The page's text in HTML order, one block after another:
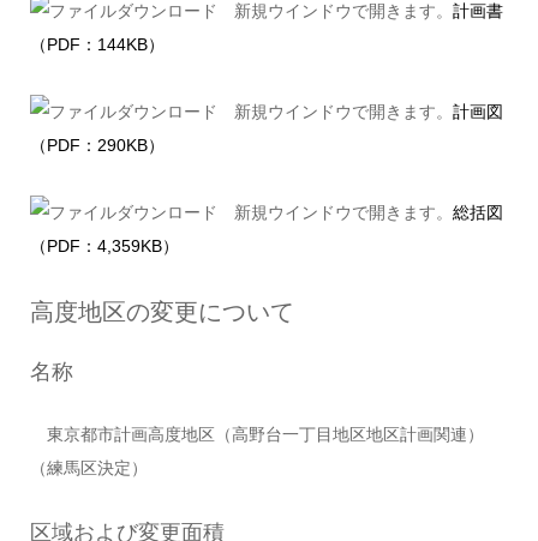
計画書
（PDF：144KB）
計画図
（PDF：290KB）
総括図
（PDF：4,359KB）
高度地区の変更について
名称
東京都市計画高度地区（高野台一丁目地区地区計画関連）
（練馬区決定）
区域および変更面積